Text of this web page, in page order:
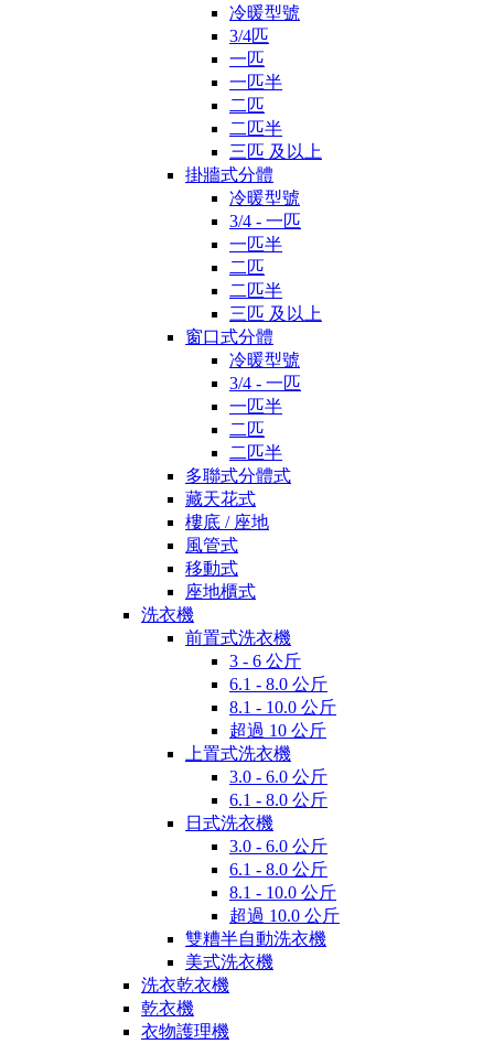
冷暖型號
3/4匹
一匹
一匹半
二匹
二匹半
三匹 及以上
掛牆式分體
冷暖型號
3/4 - 一匹
一匹半
二匹
二匹半
三匹 及以上
窗口式分體
冷暖型號
3/4 - 一匹
一匹半
二匹
二匹半
多聯式分體式
藏天花式
樓底 / 座地
風管式
移動式
座地櫃式
洗衣機
前置式洗衣機
3 - 6 公斤
6.1 - 8.0 公斤
8.1 - 10.0 公斤
超過 10 公斤
上置式洗衣機
3.0 - 6.0 公斤
6.1 - 8.0 公斤
日式洗衣機
3.0 - 6.0 公斤
6.1 - 8.0 公斤
8.1 - 10.0 公斤
超過 10.0 公斤
雙糟半自動洗衣機
美式洗衣機
洗衣乾衣機
乾衣機
衣物護理機